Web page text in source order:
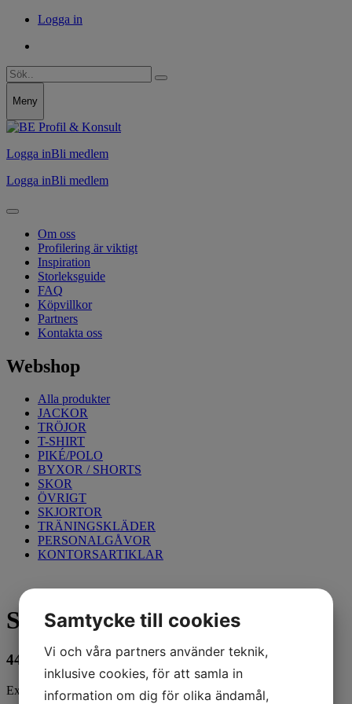
Logga in
Meny
Logga inBli medlem
Logga inBli medlem
Om oss
Profilering är viktigt
Inspiration
Storleksguide
FAQ
Köpvillkor
Partners
Kontakta oss
Webshop
Alla produkter
JACKOR
TRÖJOR
T-SHIRT
PIKÉ/POLO
BYXOR / SHORTS
SKOR
ÖVRIGT
SKJORTOR
TRÄNINGSKLÄDER
PERSONALGÅVOR
KONTORSARTIKLAR
Servicebyxa Dam, Interkakel
449 kr
Exkl. moms
Samtycke till cookies
Vi och våra partners använder teknik,
inklusive cookies, för att samla in
information om dig för olika ändamål,